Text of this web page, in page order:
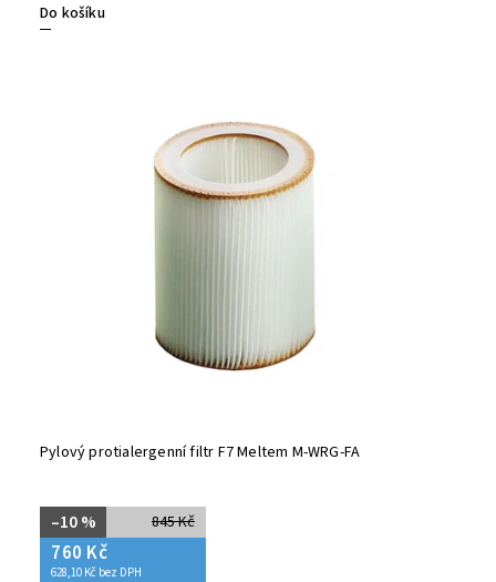
Do košíku
Pylový protialergenní filtr F7 Meltem M-WRG-FA
845 Kč
–10 %
760 Kč
628,10 Kč bez DPH